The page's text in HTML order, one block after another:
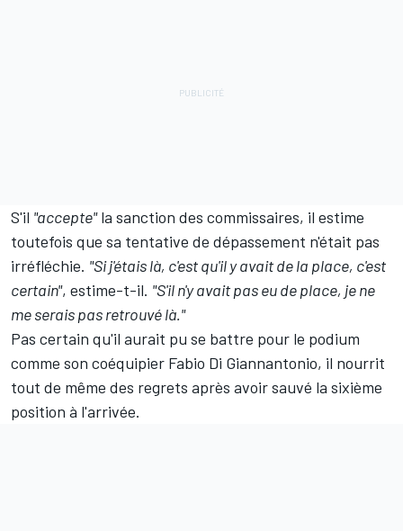
S'il "accepte"la sanction des commissaires, il estime
toutefois que sa tentative de dépassement n'était pas
irréfléchie. "Si j'étais là, c'est qu'il y avait de la place, c'est
certain", estime-t-il. "S'il n'y avait pas eu de place, je ne
me serais pas retrouvé là."
Pas certain qu'il aurait pu se battre pour le podium
comme son coéquipier Fabio Di Giannantonio, il nourrit
tout de même des regrets après avoir sauvé la sixième
position à l'arrivée.